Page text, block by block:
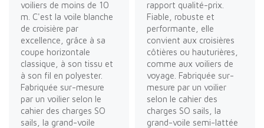
voiliers de moins de 10
m. C'est la voile blanche
de croisière par
excellence, grâce à sa
coupe horizontale
classique, à son tissu et
à son fil en polyester.
Fabriquée sur-mesure
par un voilier selon le
cahier des charges SO
sails, la grand-voile
rapport qualité-prix.
Fiable, robuste et
performante, elle
convient aux croisières
côtières ou hauturières,
comme aux voiliers de
voyage. Fabriquée sur-
mesure par un voilier
selon le cahier des
charges SO sails, la
grand-voile semi-lattée